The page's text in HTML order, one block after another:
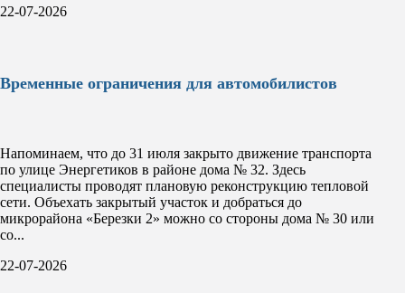
22-07-2026
Временные ограничения для автомобилистов
Напоминаем, что до 31 июля закрыто движение транспорта
по улице Энергетиков в районе дома № 32. Здесь
специалисты проводят плановую реконструкцию тепловой
сети. Объехать закрытый участок и добраться до
микрорайона «Березки 2» можно со стороны дома № 30 или
со...
22-07-2026